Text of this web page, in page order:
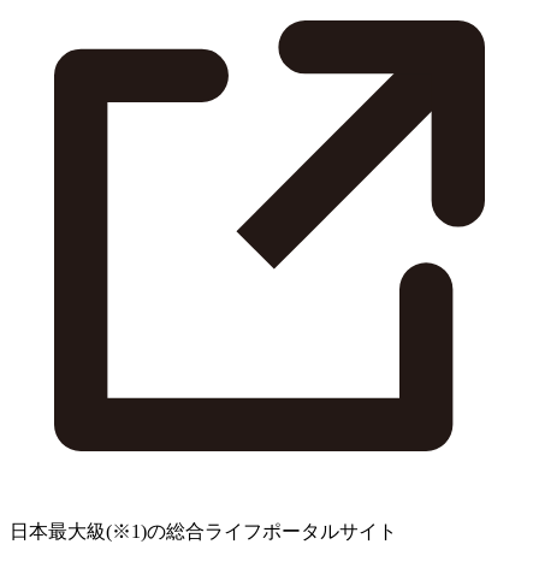
日本最大級(※1)の総合ライフポータルサイト